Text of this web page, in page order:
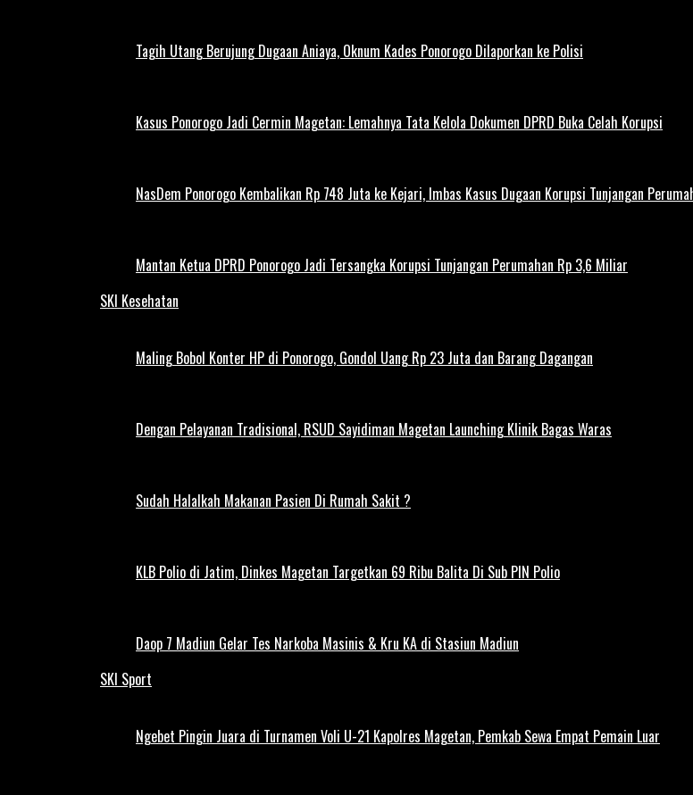
Tagih Utang Berujung Dugaan Aniaya, Oknum Kades Ponorogo Dilaporkan ke Polisi
Kasus Ponorogo Jadi Cermin Magetan: Lemahnya Tata Kelola Dokumen DPRD Buka Celah Korupsi
NasDem Ponorogo Kembalikan Rp 748 Juta ke Kejari, Imbas Kasus Dugaan Korupsi Tunjangan
Mantan Ketua DPRD Ponorogo Jadi Tersangka Korupsi Tunjangan Perumahan Rp 3,6 Miliar
SKI Kesehatan
Maling Bobol Konter HP di Ponorogo, Gondol Uang Rp 23 Juta dan Barang Dagangan
Dengan Pelayanan Tradisional, RSUD Sayidiman Magetan Launching Klinik Bagas Waras
Sudah Halalkah Makanan Pasien Di Rumah Sakit ?
KLB Polio di Jatim, Dinkes Magetan Targetkan 69 Ribu Balita Di Sub PIN Polio
Daop 7 Madiun Gelar Tes Narkoba Masinis & Kru KA di Stasiun Madiun
SKI Sport
Ngebet Pingin Juara di Turnamen Voli U-21 Kapolres Magetan, Pemkab Sewa Empat Pemain Luar